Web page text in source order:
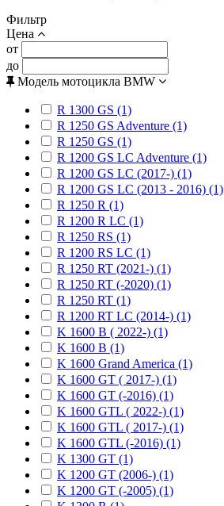
Фильтр
Цена
от
до
Модель мотоцикла BMW
R 1300 GS (1)
R 1250 GS Adventure (1)
R 1250 GS (1)
R 1200 GS LC Adventure (1)
R 1200 GS LC (2017-) (1)
R 1200 GS LC (2013 - 2016) (1)
R 1250 R (1)
R 1200 R LC (1)
R 1250 RS (1)
R 1200 RS LC (1)
R 1250 RT (2021-) (1)
R 1250 RT (-2020) (1)
R 1250 RT (1)
R 1200 RT LC (2014-) (1)
K 1600 B ( 2022-) (1)
K 1600 B (1)
K 1600 Grand America (1)
K 1600 GT ( 2017-) (1)
K 1600 GT (-2016) (1)
K 1600 GTL ( 2022-) (1)
K 1600 GTL ( 2017-) (1)
K 1600 GTL (-2016) (1)
K 1300 GT (1)
K 1200 GT (2006-) (1)
K 1200 GT (-2005) (1)